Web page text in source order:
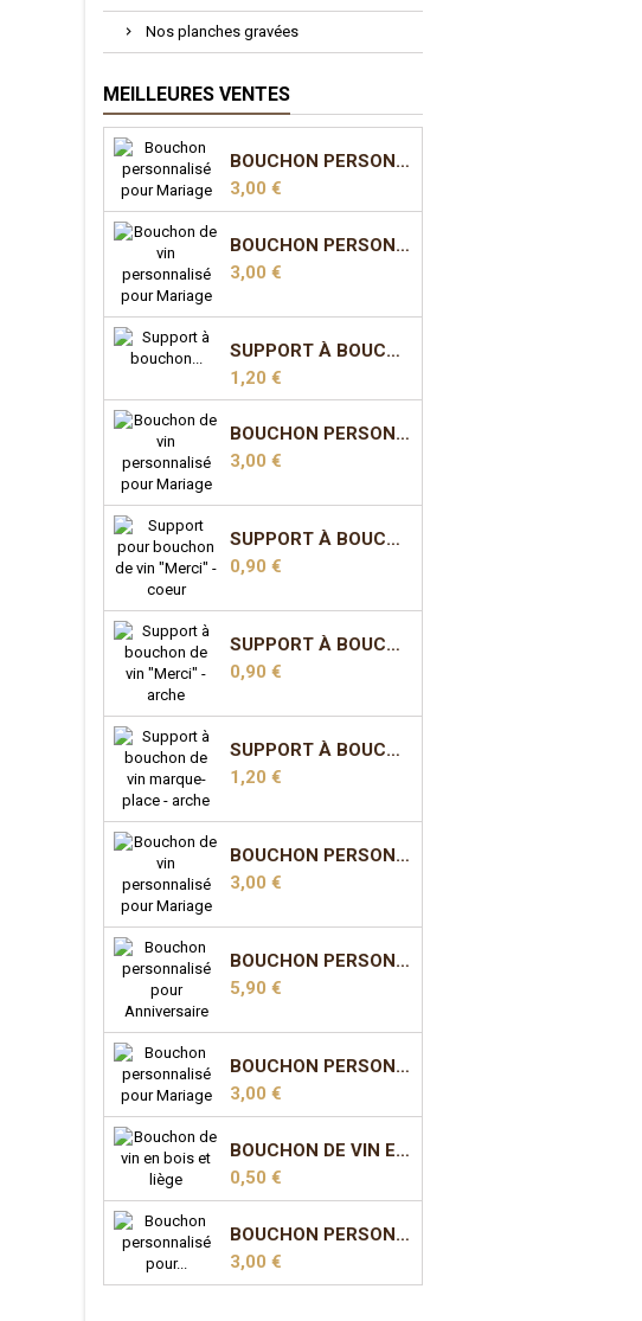
Nos planches gravées
MEILLEURES VENTES
BOUCHON PERSONNALISÉ POUR MARIAGE
Prix
3,00 €
BOUCHON PERSONNALISÉ POUR MARIAGE - MODÈLE 2
Prix
3,00 €
SUPPORT À BOUCHON MARQUE-PLACE - COEUR
Prix
1,20 €
BOUCHON PERSONNALISÉ POUR MARIAGE - MODÈLE 3
Prix
3,00 €
SUPPORT À BOUCHON "MERCI" - COEUR
Prix
0,90 €
SUPPORT À BOUCHON "MERCI" - ARCHE
Prix
0,90 €
SUPPORT À BOUCHON MARQUE-PLACE - ARCHE
Prix
1,20 €
BOUCHON PERSONNALISÉ POUR MARIAGE - MODÈLE 1
Prix
3,00 €
BOUCHON PERSONNALISÉ POUR ANNIVERSAIRE - MODÈLE 2
Prix
5,90 €
BOUCHON PERSONNALISÉ POUR MARIAGE - MODÈLE 5
Prix
3,00 €
BOUCHON DE VIN EN BOIS ET LIÈGE
Prix
0,50 €
BOUCHON PERSONNALISÉ POUR MARIAGE - MODÈLE 7
Prix
3,00 €